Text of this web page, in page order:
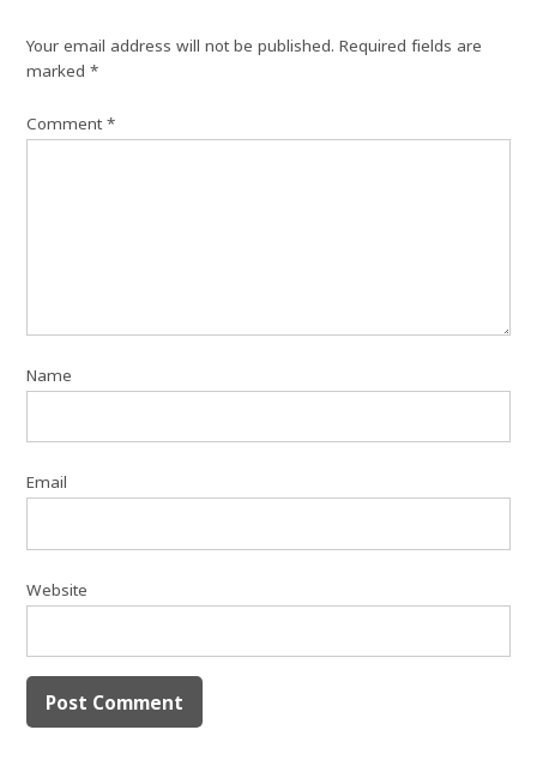
Your email address will not be published. Required fields are
marked*
Comment*
Name
Email
Website